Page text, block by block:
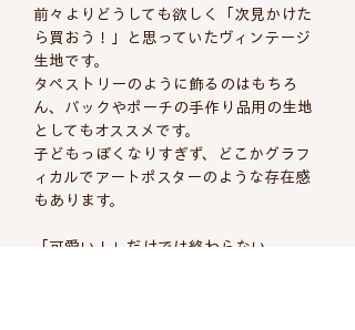
前々よりどうしても欲しく「次見かけた
ら買おう！」と思っていたヴィンテージ
生地です。
タペストリーのように飾るのはもちろ
ん、バックやポーチの手作り品用の生地
としてもオススメです。
子どもっぽくなりすぎず、どこかグラフ
ィカルでアートポスターのような存在感
もあります。
「可愛い！」だけでは終わらない、